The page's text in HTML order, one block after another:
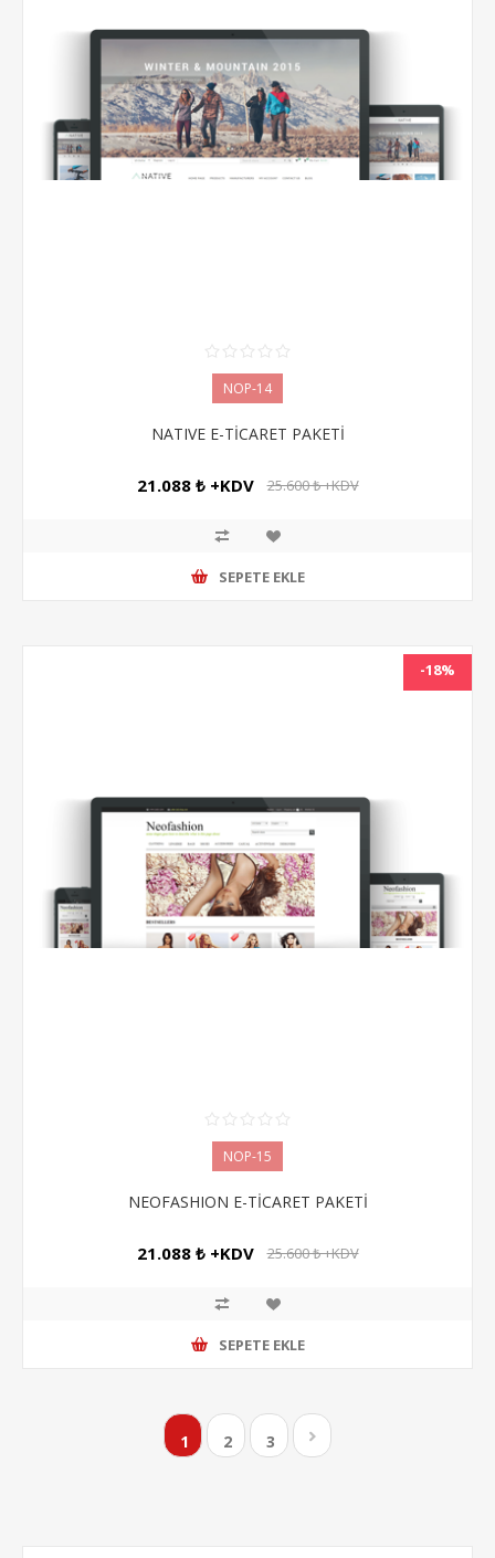
NOP-14
NATIVE E-TİCARET PAKETİ
21.088 ₺ +KDV 25.600 ₺ +KDV
SEPETE EKLE
-18%
NOP-15
NEOFASHION E-TİCARET PAKETİ
21.088 ₺ +KDV 25.600 ₺ +KDV
SEPETE EKLE
1 2 3